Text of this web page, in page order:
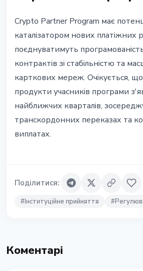
Crypto Partner Program має
каталізатором нових платіжних
поєднуватимуть
контрактів зі стабільністю та
карткових мереж. Очікується, що
продукти учасників програми
найближчих кварталів,
транскордонних переказах та
виплатах.
Поділитися:
#Інституційне прийняття #
Коментарі